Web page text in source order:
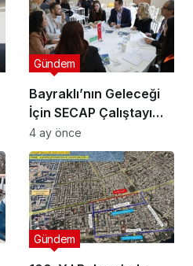
Bayraklı’nın Geleceği
İçin SECAP Çalıştayı
Düzenlendi
Gündem
4 ay önce
Gündem